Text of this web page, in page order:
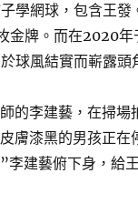
學網球，包含王
金牌。而在2020
球風結實而嶄露頭
的李建藝，在掃
膚漆黑的男孩正
建藝俯下身，給